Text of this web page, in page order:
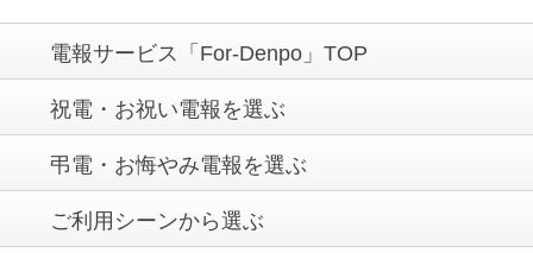
電報サービス「For-Denpo」TOP
祝電・お祝い電報を選ぶ
弔電・お悔やみ電報を選ぶ
ご利用シーンから選ぶ